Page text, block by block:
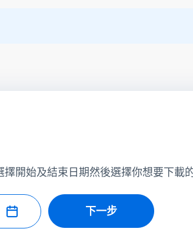
開始及結束日期然後選擇你想要下載
下一步